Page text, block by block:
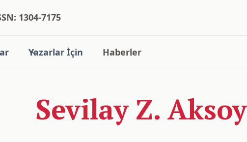
Yazarlar İçin Haberler
1304-7175
Sevilay Z. Aksoy